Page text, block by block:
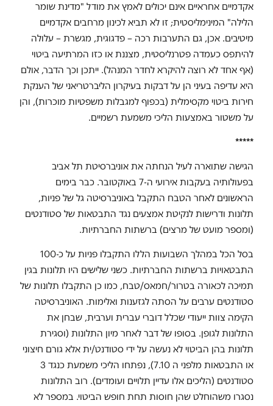
אקדמיים אחראיים אינם יכולים לאמץ את מודל "מדינת שומר
הלילה" המינימליסטית; זו לא תביא לכינון מרחבים אקדמיים
מיטיבים. אכן, גם התערבות רכה – פדגוגית, מגשרת – עלולה
להיתפס כעמדה פטרנליסטית, מצננת או כזו המרתיעה ביטוי
(אף אחד לא רוצה להיקרא לחדר המנהל). ייתכן וכך הדבר, אולם
היא עדיפה בעיני הן על דבקות בעיקרון הליברטריאני של הענקת
חירות ביטוי מקסימלית (בכפוף למגבלות משפטיות מוכרות), והן
על משטור באמצעות הליכי משמעת רשמיים.
*****
הגישה שתוארה לעיל הנחתה את אוניברסיטת תל אביב
בפעולותיה בעקבות אירועי ה-7 באוקטובר. כבר בימים
הראשונים לאחר הטבח התקבל באוניברסיטה גל של פניות,
תלונות ודרישות לנקיטת אמצעים נגד התבטאות של סטודנטים
(ומספר מועט של מרצים) ברשתות החברתיות.
בסל הכל במהלך השבועות הללו התקבלו פניות על כ-100
התבטאויות ברשתות החברתיות. כשני שלישים היו תלונות בגין
תמיכה לכאורה בטרור/חמאס/טבח, כמו כן התקבלו תלונות של
סטודנטים ערבים על הסתה לגזענות ואלימות. האוניברסיטה
הקימה צוות ייעודי שכלל דוברי עברית וערבית, שבחן את
התלונות לגופן. בסופו של דבר לאחר מיון התלונות (וסגירת
תלונות בהן הביטוי לא נעשה על ידי סטודנט/ית אלא גורם חיצוני
או התבטאות מלפני ה 7.10), נפתחו הליכי משמעת כנגד 3
סטודנטים (הליכים אלו עדיין תלויים ועומדים). רוב התלונות
נסגרו משהוחלט שהן חוסות תחת חופש הביטוי. במספר לא